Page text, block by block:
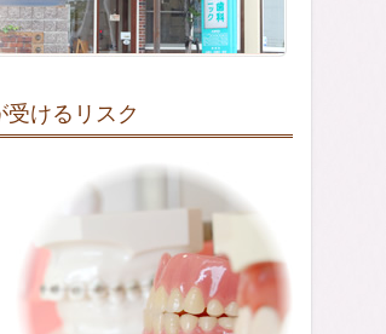
けるリスク